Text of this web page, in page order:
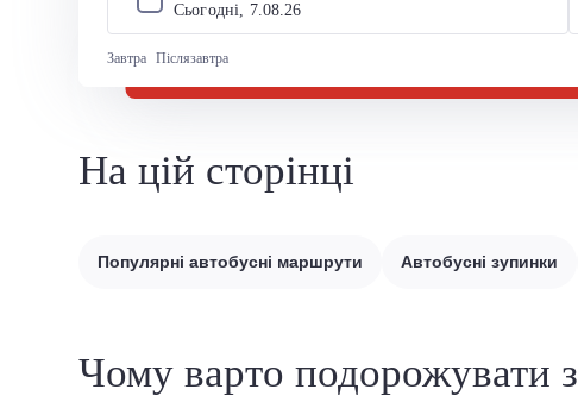
Сьогодні, 7.08.26
Завтра Післязавтра
На цій сторінці
Популярні автобусні маршрути Автобусні зупинки
Чому варто подорожувати з